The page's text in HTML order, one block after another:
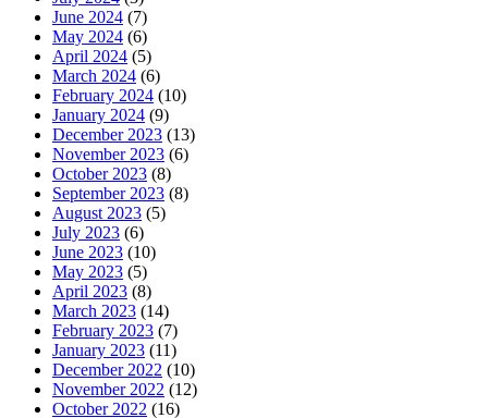
June 2024 (7)
May 2024 (6)
April 2024 (5)
March 2024 (6)
February 2024 (10)
January 2024 (9)
December 2023 (13)
November 2023 (6)
October 2023 (8)
September 2023 (8)
August 2023 (5)
July 2023 (6)
June 2023 (10)
May 2023 (5)
April 2023 (8)
March 2023 (14)
February 2023 (7)
January 2023 (11)
December 2022 (10)
November 2022 (12)
October 2022 (16)